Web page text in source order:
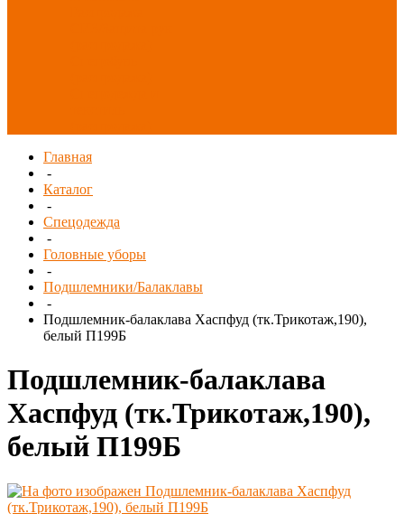
Главная
-
Каталог
-
Спецодежда
-
Головные уборы
-
Подшлемники/Балаклавы
-
Подшлемник-балаклава Хаспфуд (тк.Трикотаж,190),
белый П199Б
Подшлемник-балаклава
Хаспфуд (тк.Трикотаж,190),
белый П199Б